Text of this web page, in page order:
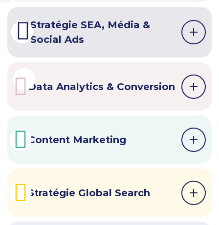
Stratégie SEA, Média &
Social Ads
Data Analytics & Conversion
Content Marketing
Stratégie Global Search